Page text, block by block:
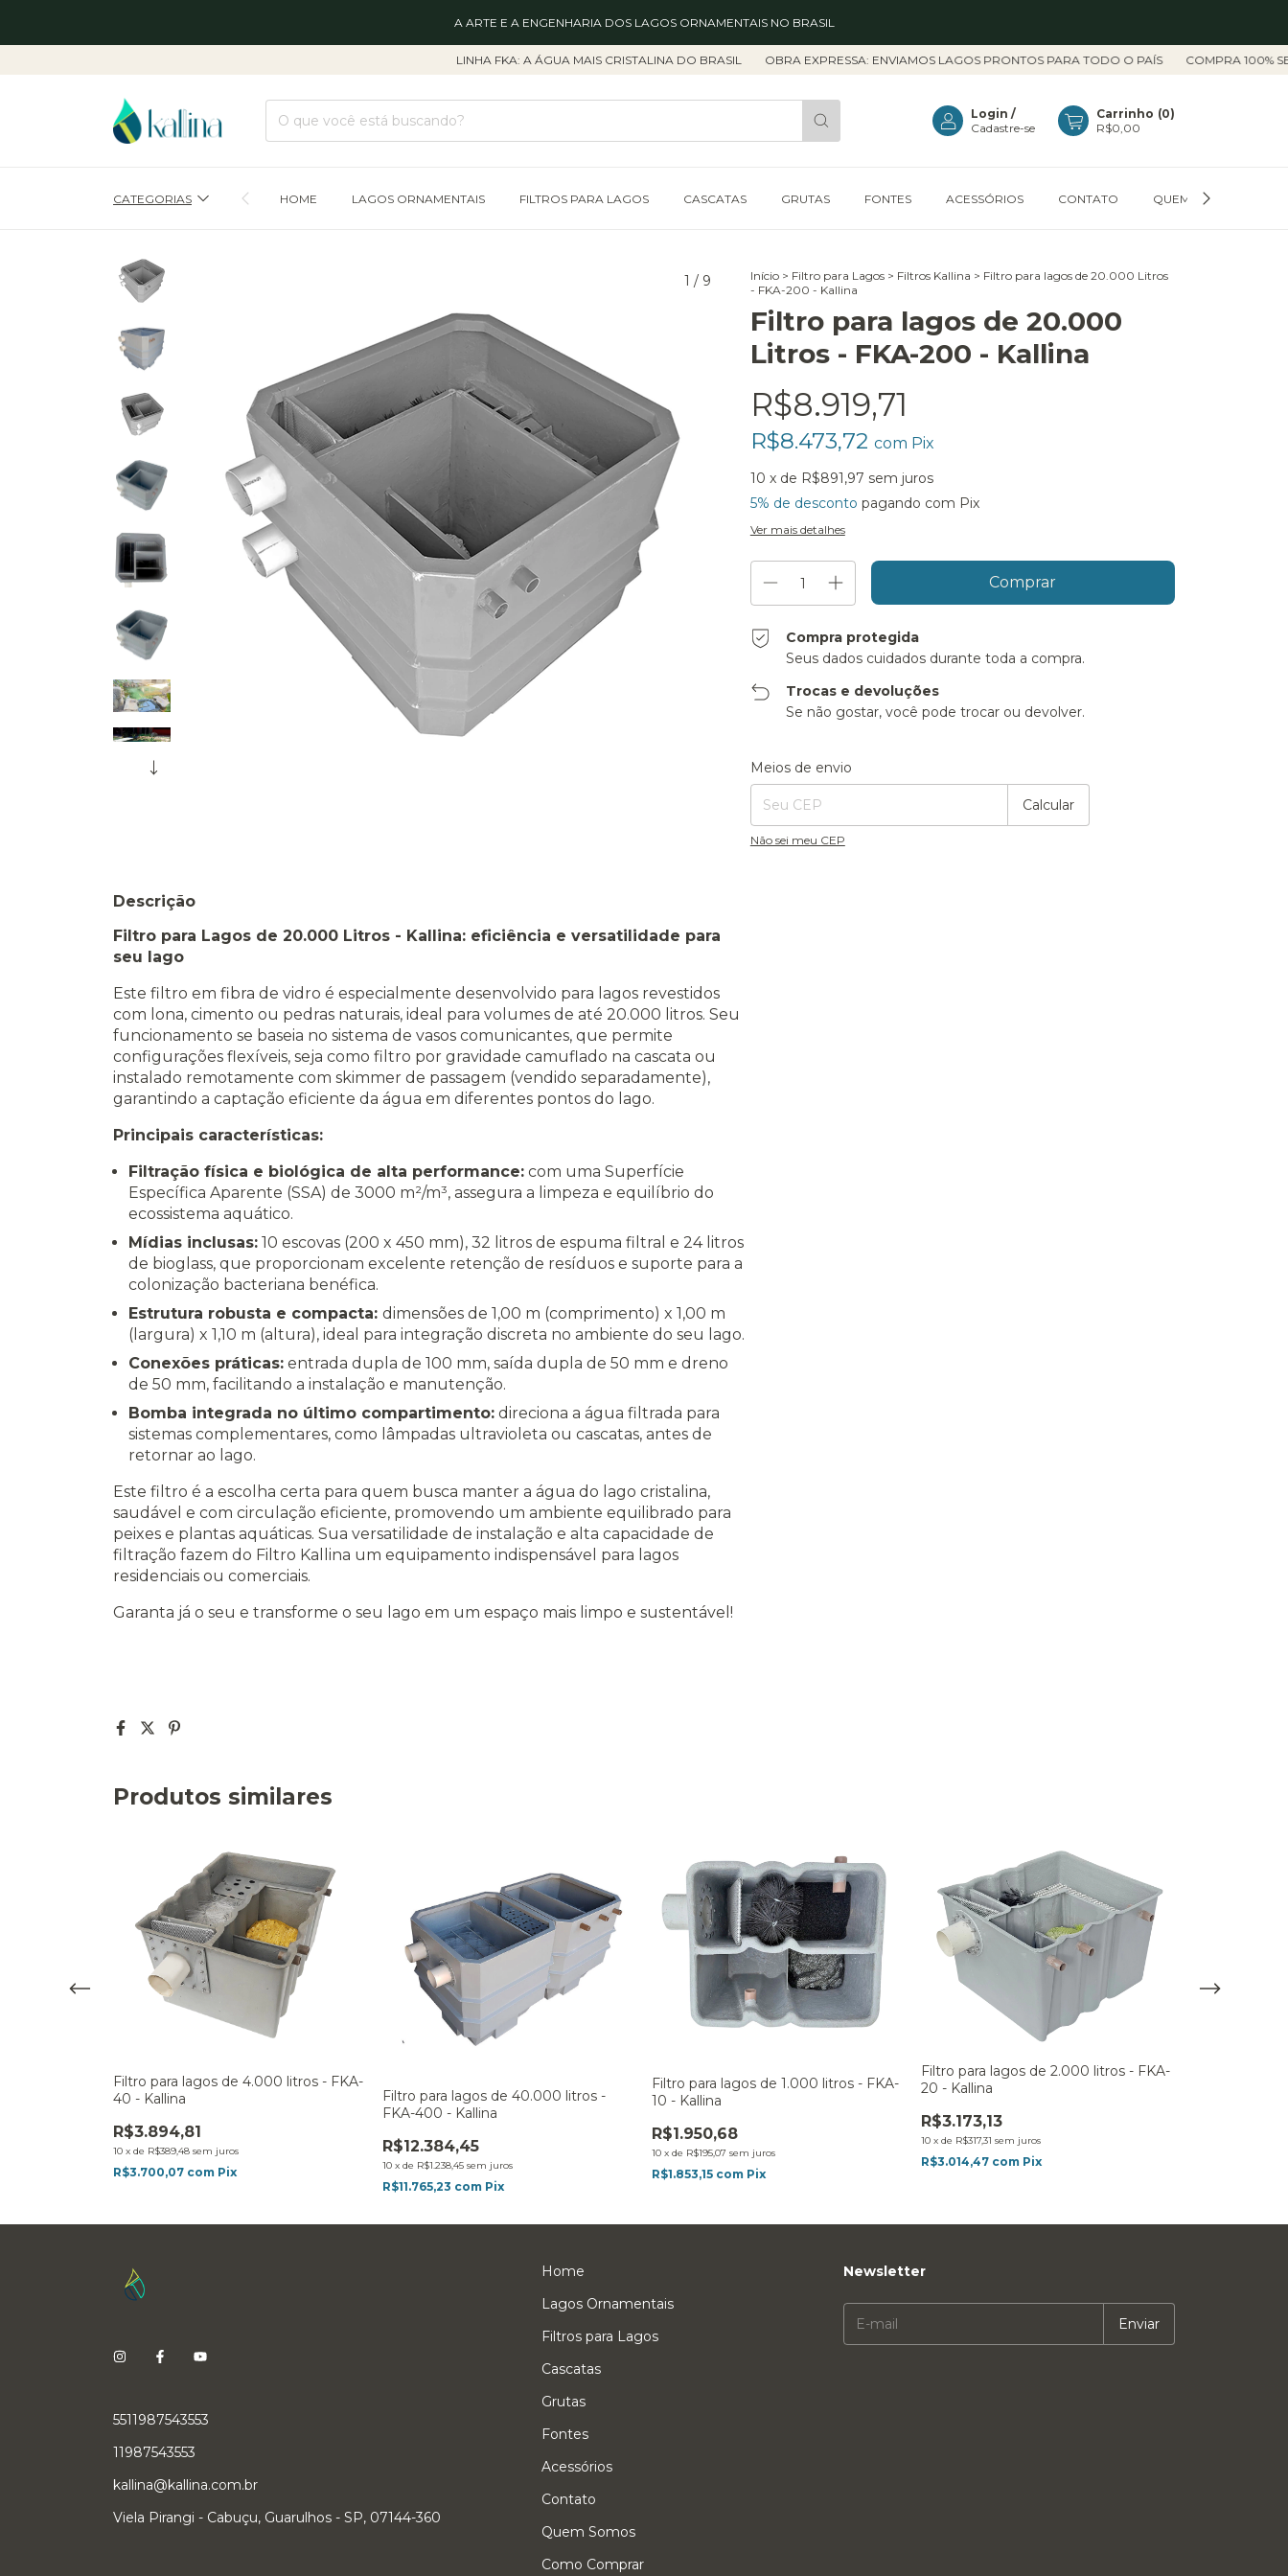
A ARTE E A ENGENHARIA DOS LAGOS ORNAMENTAIS NO BRASIL
LINHA FKA: A ÁGUA MAIS CRISTALINA DO BRASIL OBRA EXPRESSA: ENVIAMOS LAGOS PRONTOS PARA TODO O PAÍS COMPRA 100%
Login /
Cadastre-se
Carrinho (0)
R$0,00
CATEGORIAS HOME LAGOS ORNAMENTAIS FILTROS PARA LAGOS CASCATAS GRUTAS FONTES ACESSÓRIOS CONTATO QUEM SOMOS
1 / 9 Início > Filtro para Lagos > Filtros Kallina > Filtro para lagos de 20.000 Litros
- FKA-200 - Kallina
Filtro para lagos de 20.000
Litros - FKA-200 - Kallina
R$8.919,71
R$8.473,72 com Pix
10 x de R$891,97 sem juros
5% de desconto pagando com Pix
Ver mais detalhes
Compra protegida
Seus dados cuidados durante toda a compra.
Trocas e devoluções
Se não gostar, você pode trocar ou devolver.
Entregas para o CEP:
Meios de envio
Calcular
Não sei meu CEP
Descrição
Filtro para Lagos de 20.000 Litros - Kallina: eficiência e versatilidade para
seu lago
Este filtro em fibra de vidro é especialmente desenvolvido para lagos revestidos
com lona, cimento ou pedras naturais, ideal para volumes de até 20.000 litros. Seu
funcionamento se baseia no sistema de vasos comunicantes, que permite
configurações flexíveis, seja como filtro por gravidade camuflado na cascata ou
instalado remotamente com skimmer de passagem (vendido separadamente),
garantindo a captação eficiente da água em diferentes pontos do lago.
Principais características:
Filtração física e biológica de alta performance: com uma Superfície
Específica Aparente (SSA) de 3000 m²/m³, assegura a limpeza e equilíbrio do
ecossistema aquático.
Mídias inclusas: 10 escovas (200 x 450 mm), 32 litros de espuma filtral e 24 litros
de bioglass, que proporcionam excelente retenção de resíduos e suporte para a
colonização bacteriana benéfica.
Estrutura robusta e compacta: dimensões de 1,00 m (comprimento) x 1,00 m
(largura) x 1,10 m (altura), ideal para integração discreta no ambiente do seu lago.
Conexões práticas: entrada dupla de 100 mm, saída dupla de 50 mm e dreno
de 50 mm, facilitando a instalação e manutenção.
Bomba integrada no último compartimento: direciona a água filtrada para
sistemas complementares, como lâmpadas ultravioleta ou cascatas, antes de
retornar ao lago.
Este filtro é a escolha certa para quem busca manter a água do lago cristalina,
saudável e com circulação eficiente, promovendo um ambiente equilibrado para
peixes e plantas aquáticas. Sua versatilidade de instalação e alta capacidade de
filtração fazem do Filtro Kallina um equipamento indispensável para lagos
residenciais ou comerciais.
Garanta já o seu e transforme o seu lago em um espaço mais limpo e sustentável!
Produtos similares
Filtro para lagos de 4.000 litros - FKA-
40 - Kallina
R$3.894,81
10 x de R$389,48 sem juros
R$3.700,07 com Pix
Filtro para lagos de 40.000 litros -
FKA-400 - Kallina
R$12.384,45
10 x de R$1.238,45 sem juros
R$11.765,23 com Pix
Filtro para lagos de 1.000 litros - FKA-
10 - Kallina
R$1.950,68
10 x de R$195,07 sem juros
R$1.853,15 com Pix
Filtro para lagos de 2.000 litros - FKA-
20 - Kallina
R$3.173,13
10 x de R$317,31 sem juros
R$3.014,47 com Pix
5511987543553
11987543553
kallina@kallina.com.br
Viela Pirangi - Cabuçu, Guarulhos - SP, 07144-360
Home
Lagos Ornamentais
Filtros para Lagos
Cascatas
Grutas
Fontes
Acessórios
Contato
Quem Somos
Como Comprar
Newsletter